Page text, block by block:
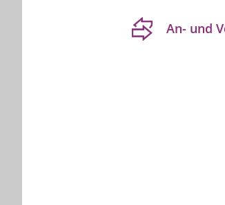
An- und